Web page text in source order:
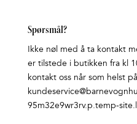
Spørsmål?
Ikke nøl med å ta kontakt
er tilstede i butikken fra kl
kontakt oss når som helst på
95m32e9wr3rv.p.temp-